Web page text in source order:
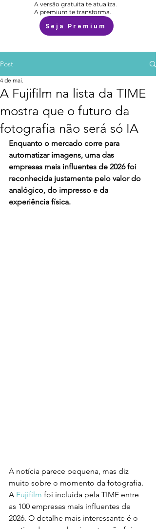
A versão gratuita te atualiza.
A premium te transforma.
Seja Premium
Post
A Fujifilm na lista da TIME
mostra que o futuro da
fotografia não será só IA
4 de mai.
Enquanto o mercado corre para
automatizar imagens, uma das
empresas mais influentes de 2026 foi
reconhecida justamente pelo valor do
analógico, do impresso e da
experiência física.
A notícia parece pequena, mas diz
muito sobre o momento da fotografia.
A Fujifilm foi incluída pela TIME entre
as 100 empresas mais influentes de
2026. O detalhe mais interessante é o